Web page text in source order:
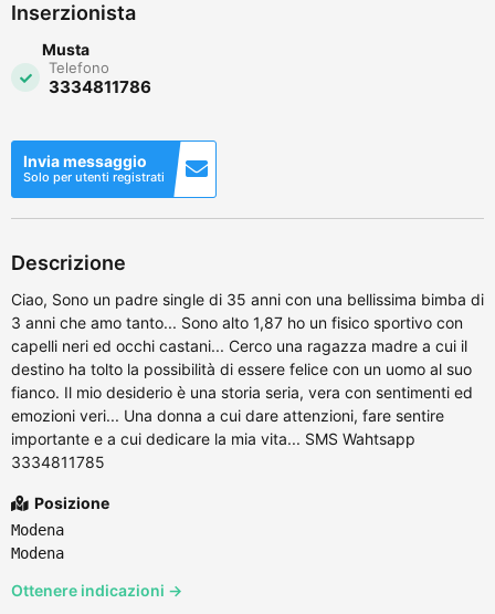
Inserzionista
Musta
Telefono
3334811786
Invia messaggio
Solo per utenti registrati
Descrizione
Ciao, Sono un padre single di 35 anni con una bellissima bimba di
3 anni che amo tanto... Sono alto 1,87 ho un fisico sportivo con
capelli neri ed occhi castani... Cerco una ragazza madre a cui il
destino ha tolto la possibilità di essere felice con un uomo al suo
fianco. Il mio desiderio è una storia seria, vera con sentimenti ed
emozioni veri... Una donna a cui dare attenzioni, fare sentire
importante e a cui dedicare la mia vita... SMS Wahtsapp
3334811785
Posizione
Modena
Modena
Ottenere indicazioni →